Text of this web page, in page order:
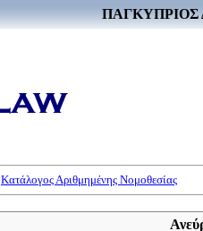
ΠΑΓΚΥΠΡΙΟΣ
Κατάλογος Αριθμημένης Νομοθεσίας